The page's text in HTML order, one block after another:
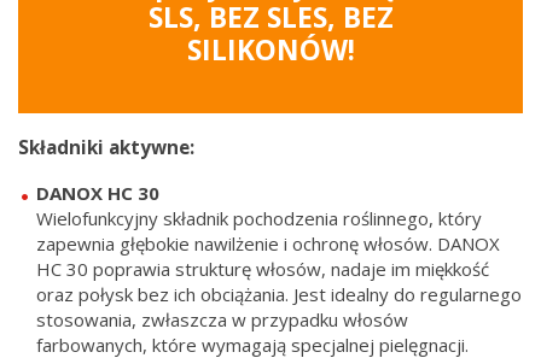
SLS, BEZ SLES, BEZ
SILIKONÓW!
Składniki aktywne:
DANOX HC 30
Wielofunkcyjny składnik pochodzenia roślinnego, który
zapewnia głębokie nawilżenie i ochronę włosów. DANOX
HC 30 poprawia strukturę włosów, nadaje im miękkość
oraz połysk bez ich obciążania. Jest idealny do regularnego
stosowania, zwłaszcza w przypadku włosów
farbowanych, które wymagają specjalnej pielęgnacji.